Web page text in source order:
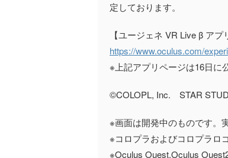
定しております。
【ユージェネ VR Live β アプ
https://www.oculus.com/
※上記アプリページは16日に
©COLOPL, Inc. STAR
※画面は開発中のものです。
※コロプラおよびコロプラロ
※Oculus Ouest,Oculus